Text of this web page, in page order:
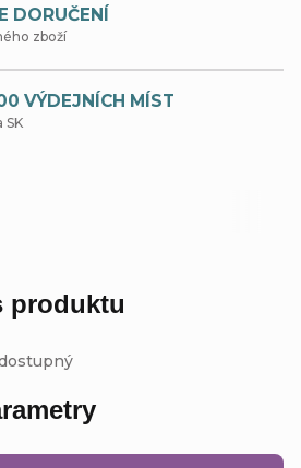
DORUČENÍ
zboží
VÝDEJNÍCH MÍST
SK
produktu